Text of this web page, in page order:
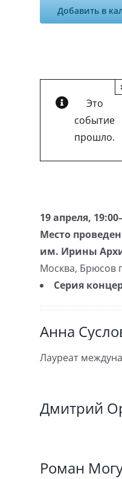
Добавить в
Это
событие
прошло.
19 апреля,
Место
им. Ирины
Москва, Брюсов
Серия
Анна
Лауреат
Дмитрий
Роман